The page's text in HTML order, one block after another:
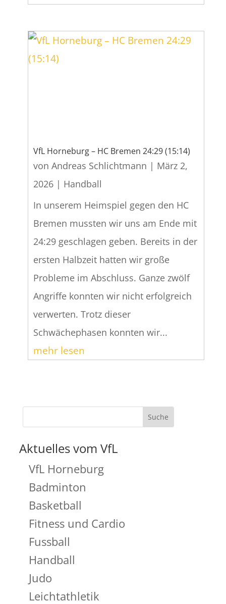
VfL Horneburg – HC Bremen 24:29 (15:14)
von Andreas Schlichtmann | März 2,
2026| Handball
In unserem Heimspiel gegen den HC
Bremen mussten wir uns am Ende mit
24:29 geschlagen geben. Bereits in der
ersten Halbzeit hatten wir große
Probleme im Abschluss. Ganze zwölf
Angriffe konnten wir nicht erfolgreich
verwerten. Trotz dieser
Schwächephasen konnten wir...
mehr lesen
Aktuelles vom VfL
VfL Horneburg
Badminton
Basketball
Fitness und Cardio
Fussball
Handball
Judo
Leichtathletik